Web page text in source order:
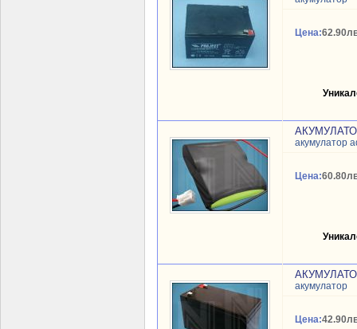
Цена:
акумулатор
Цена:
акумулатор
Цена: